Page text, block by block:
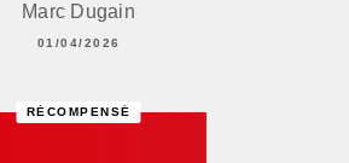
Marc Dugain
01/04/2026
RÉCOMPENSÉ